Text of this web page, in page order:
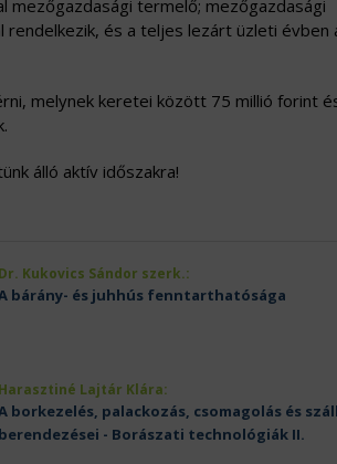
termelő; mezőgazdasági
és a teljes lezárt üzleti évben
melynek keretei között 75 millió forint
álló aktív időszakra!
Dr. Kukovics Sándor szerk.:
bárány- és juhhús fenntarthatósága
Harasztiné Lajtár Klára:
borkezelés, palackozás, csomagolás és
berendezései - Borászati technológiák II.